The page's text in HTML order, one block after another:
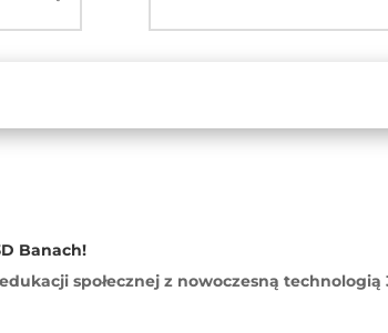
-
Banach!
społecznej z nowoczesną